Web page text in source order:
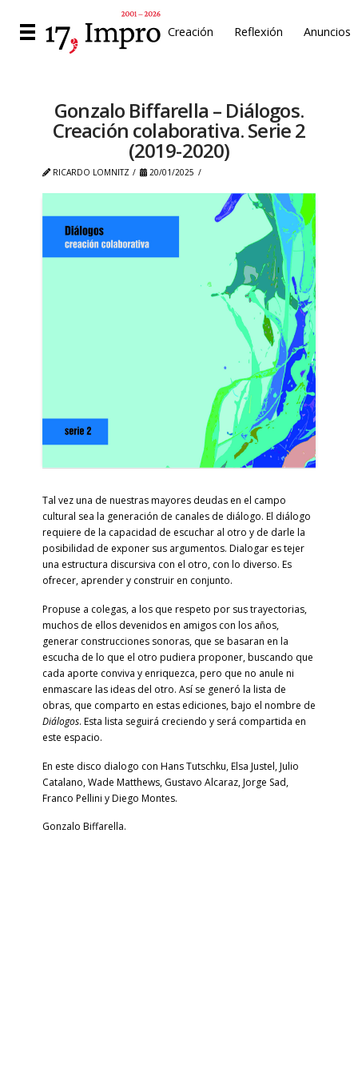
Creación Reflexión Anuncios
Gonzalo Biffarella – Diálogos.
Creación colaborativa. Serie 2
(2019-2020)
RICARDO LOMNITZ 20/01/2025
Tal vez una de nuestras mayores deudas en el campo
cultural sea la generación de canales de diálogo. El diálogo
requiere de la capacidad de escuchar al otro y de darle la
posibilidad de exponer sus argumentos. Dialogar es tejer
una estructura discursiva con el otro, con lo diverso. Es
ofrecer, aprender y construir en conjunto.
Propuse a colegas, a los que respeto por sus trayectorias,
muchos de ellos devenidos en amigos con los años,
generar construcciones sonoras, que se basaran en la
escucha de lo que el otro pudiera proponer, buscando que
cada aporte conviva y enriquezca, pero que no anule ni
enmascare las ideas del otro. Así se generó la lista de
obras, que comparto en estas ediciones, bajo el nombre de
Diálogos. Esta lista seguirá creciendo y será compartida en
este espacio.
En este disco dialogo con Hans Tutschku, Elsa Justel, Julio
Catalano, Wade Matthews, Gustavo Alcaraz, Jorge Sad,
Franco Pellini y Diego Montes.
Gonzalo Biffarella.